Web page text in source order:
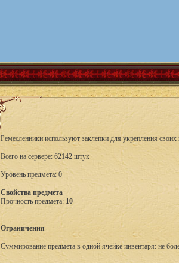
Ремесленники используют заклепки для укрепления
Всего на сервере: 62142 штук
Уровень предмета: 0
Свойства предмета
Прочность предмета: 10
Ограничения
Суммирование предмета в одной ячейке инвентаря: не